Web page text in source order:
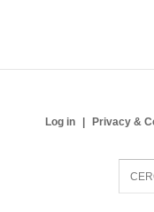
Log in Privacy &